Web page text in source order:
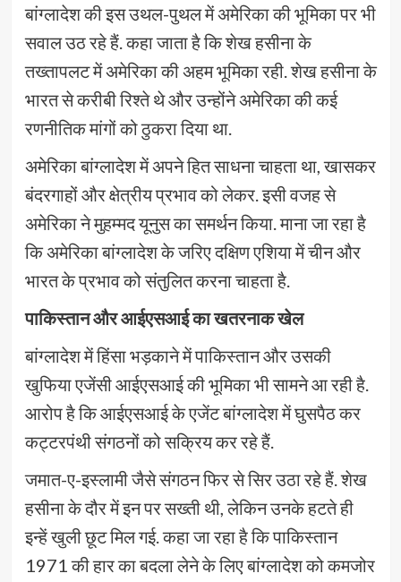
बांग्लादेश की इस उथल-पुथल में अमेरिका की भूमिका पर भी
सवाल उठ रहे हैं. कहा जाता है कि शेख हसीना के
तख्तापलट में अमेरिका की अहम भूमिका रही. शेख हसीना के
भारत से करीबी रिश्ते थे और उन्होंने अमेरिका की कई
रणनीतिक मांगों को ठुकरा दिया था.
अमेरिका बांग्लादेश में अपने हित साधना चाहता था, खासकर
बंदरगाहों और क्षेत्रीय प्रभाव को लेकर. इसी वजह से
अमेरिका ने मुहम्मद यूनुस का समर्थन किया. माना जा रहा है
कि अमेरिका बांग्लादेश के जरिए दक्षिण एशिया में चीन और
भारत के प्रभाव को संतुलित करना चाहता है.
पाकिस्तान और आईएसआई का खतरनाक खेल
बांग्लादेश में हिंसा भड़काने में पाकिस्तान और उसकी
खुफिया एजेंसी आईएसआई की भूमिका भी सामने आ रही है.
आरोप है कि आईएसआई के एजेंट बांग्लादेश में घुसपैठ कर
कट्टरपंथी संगठनों को सक्रिय कर रहे हैं.
जमात-ए-इस्लामी जैसे संगठन फिर से सिर उठा रहे हैं. शेख
हसीना के दौर में इन पर सख्ती थी, लेकिन उनके हटते ही
इन्हें खुली छूट मिल गई. कहा जा रहा है कि पाकिस्तान
1971 की हार का बदला लेने के लिए बांग्लादेश को कमजोर